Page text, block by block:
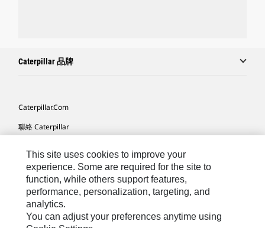
Caterpillar 品牌
Caterpillar.com
聯絡 Caterpillar
網站地圖
Cookie Settings
法律
隱私權
This site uses cookies to improve your
experience. Some are required for the site to
function, while others support features,
performance, personalization, targeting, and
analytics.
You can adjust your preferences anytime using